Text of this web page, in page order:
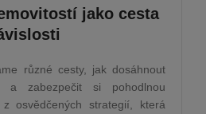
jako cesta
různé cesty, jak dosáhnout
a zabezpečit si pohodlnou
osvědčených strategií, která